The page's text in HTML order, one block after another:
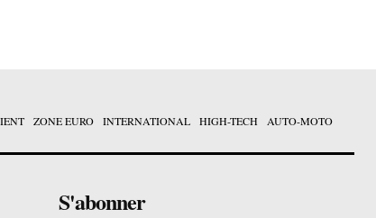
ZONE EURO INTERNATIONAL HIGH-TECH AUTO-MOTO
S'abonner